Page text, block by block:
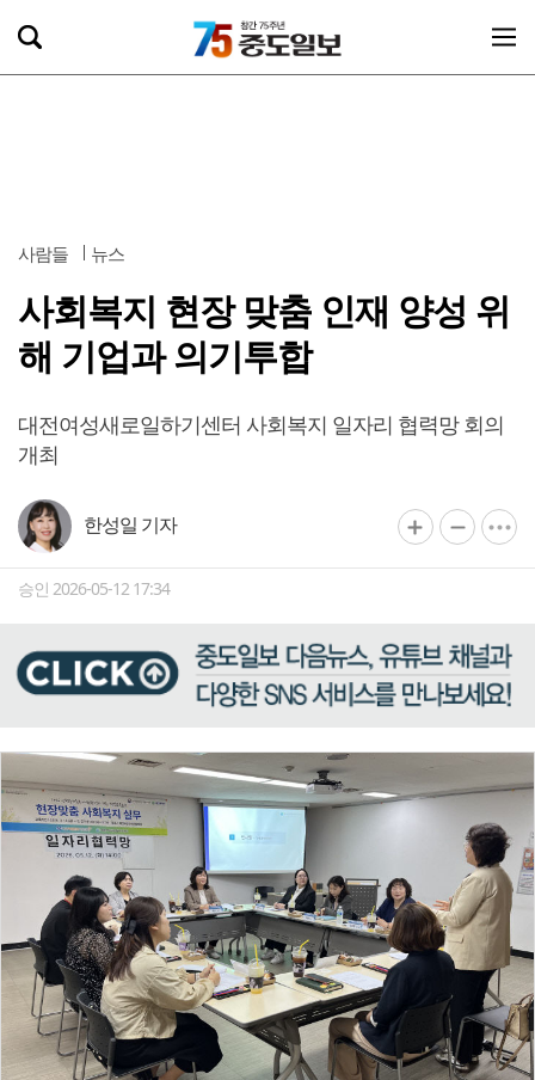
사람들 뉴스
사회복지 현장 맞춤 인재 양성 위
해 기업과 의기투합
대전여성새로일하기센터 사회복지 일자리 협력망 회의
개최
한성일 기자
승인 2026-05-12 17:34